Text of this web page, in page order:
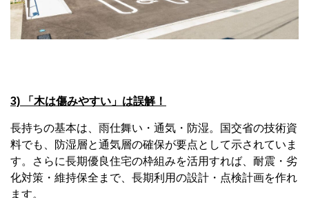
3) 「木は傷みやすい」は誤解！
長持ちの基本は、雨仕舞い・通気・防湿。国交省の技術資
料でも、防湿層と通気層の確保が要点として示されていま
す。さらに長期優良住宅の枠組みを活用すれば、耐震・劣
化対策・維持保全まで、長期利用の設計・点検計画を作れ
ます。